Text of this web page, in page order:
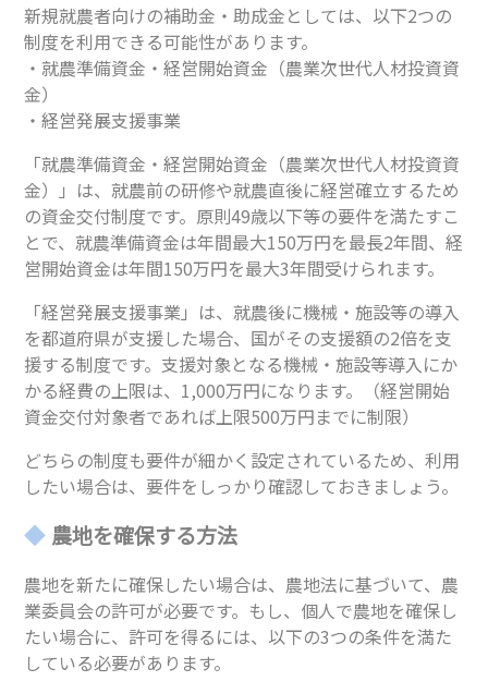
新規就農者向けの補助金・助成金としては、以下2つの
制度を利用できる可能性があります。
・就農準備資金・経営開始資金（農業次世代人材投資資
金）
・経営発展支援事業
「就農準備資金・経営開始資金（農業次世代人材投資資
金）」は、就農前の研修や就農直後に経営確立するため
の資金交付制度です。原則49歳以下等の要件を満たすこ
とで、就農準備資金は年間最大150万円を最長2年間、経
営開始資金は年間150万円を最大3年間受けられます。
「経営発展支援事業」は、就農後に機械・施設等の導入
を都道府県が支援した場合、国がその支援額の2倍を支
援する制度です。支援対象となる機械・施設等導入にか
かる経費の上限は、1,000万円になります。（経営開始
資金交付対象者であれば上限500万円までに制限）
どちらの制度も要件が細かく設定されているため、利用
したい場合は、要件をしっかり確認しておきましょう。
農地を確保する方法
農地を新たに確保したい場合は、農地法に基づいて、農
業委員会の許可が必要です。もし、個人で農地を確保し
たい場合に、許可を得るには、以下の3つの条件を満た
している必要があります。